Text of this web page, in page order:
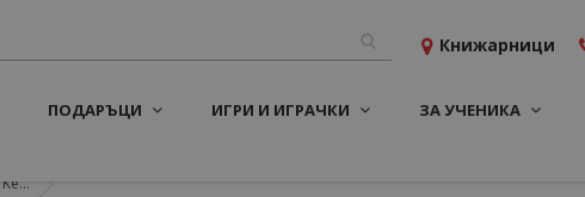
Книжарници
ПОДАРЪЦИ ИГРИ И ИГРАЧКИ ЗА УЧЕНИКА